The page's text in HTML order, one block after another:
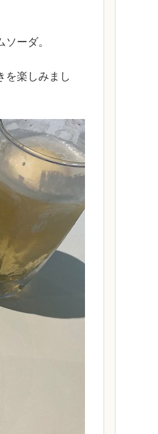
ーダ。
を楽しみまし